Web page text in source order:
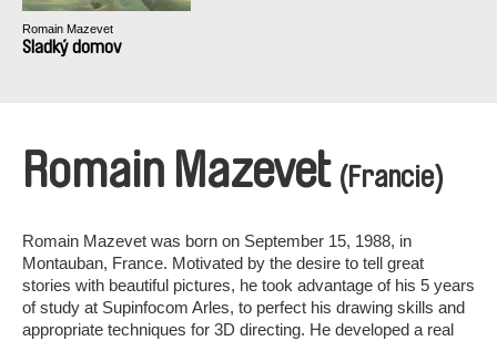
Romain Mazevet
Sladký domov
Romain Mazevet (Francie)
Romain Mazevet was born on September 15, 1988, in
Montauban, France. Motivated by the desire to tell great
stories with beautiful pictures, he took advantage of his 5 years
of study at Supinfocom Arles, to perfect his drawing skills and
appropriate techniques for 3D directing. He developed a real